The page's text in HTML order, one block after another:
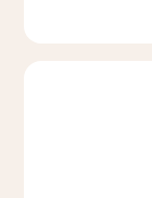
Do